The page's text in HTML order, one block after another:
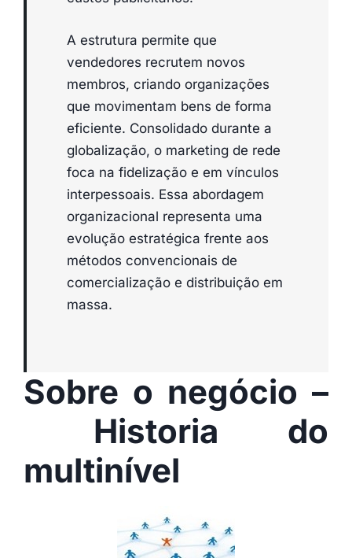
A estrutura permite que
vendedores recrutem novos
membros, criando organizações
que movimentam bens de forma
eficiente. Consolidado durante a
globalização, o marketing de rede
foca na fidelização e em vínculos
interpessoais. Essa abordagem
organizacional representa uma
evolução estratégica frente aos
métodos convencionais de
comercialização e distribuição em
massa.
Sobre o negócio –
Historia do
multinível